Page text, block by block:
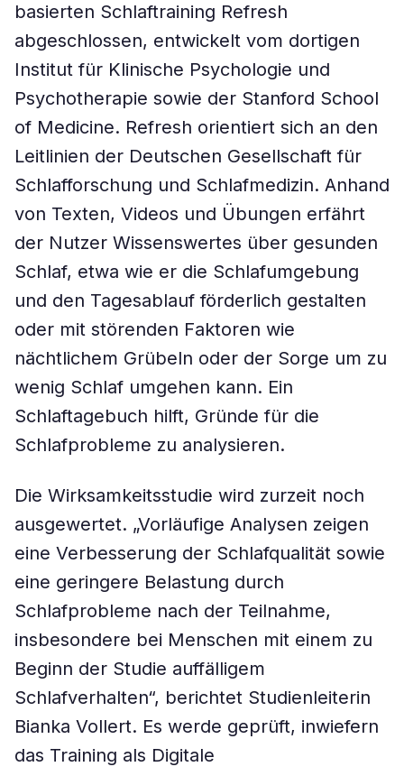
basierten Schlaftraining Refresh
abgeschlossen, entwickelt vom dortigen
Institut für Klinische Psychologie und
Psychotherapie sowie der Stanford School
of Medicine. Refresh orientiert sich an den
Leitlinien der Deutschen Gesellschaft für
Schlafforschung und Schlafmedizin. Anhand
von Texten, Videos und Übungen erfährt
der Nutzer Wissenswertes über gesunden
Schlaf, etwa wie er die Schlafumgebung
und den Tagesablauf förderlich gestalten
oder mit störenden Faktoren wie
nächtlichem Grübeln oder der Sorge um zu
wenig Schlaf umgehen kann. Ein
Schlaftagebuch hilft, Gründe für die
Schlafprobleme zu analysieren.
Die Wirksamkeitsstudie wird zurzeit noch
ausgewertet. „Vorläufige Analysen zeigen
eine Verbesserung der Schlafqualität sowie
eine geringere Belastung durch
Schlafprobleme nach der Teilnahme,
insbesondere bei Menschen mit einem zu
Beginn der Studie auffälligem
Schlafverhalten“, berichtet Studienleiterin
Bianka Vollert. Es werde geprüft, inwiefern
das Training als Digitale